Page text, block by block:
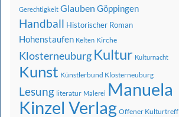
Gerechtigkeit Glauben Göppingen
Handball Historischer Roman
Hohenstaufen Kelten Kirche
Klosterneuburg Kultur Kulturnacht
Kunst Künstlerbund Klosterneuburg
Lesung literatur Malerei Manuela
Kinzel Verlag Offener Kulturtreff